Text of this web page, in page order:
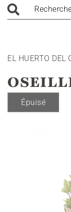
EL HUERTO DEL
Épuisé